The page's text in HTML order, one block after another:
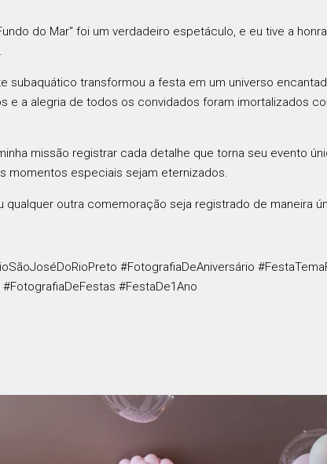
do Mar" foi um verdadeiro espetáculo, e eu tive a
.
subaquático transformou a festa em um universo
e a alegria de todos os convidados foram imortalizados
missão registrar cada detalhe que torna seu evento
momentos especiais sejam eternizados.
qualquer outra comemoração seja registrado de maneira
#FotografiaDeAniversário
#FestaDe1Ano